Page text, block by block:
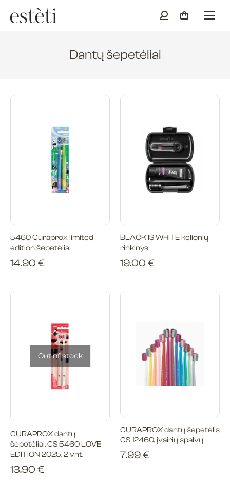
Dantų šepetėliai
5460 Curaprox limited
edition šepetėliai
14.90 €
BLACK IS WHITE kelionių
rinkinys
19.00 €
Out of stock
CURAPROX dantų
šepetėliai, CS 5460 LOVE
EDITION 2025, 2 vnt.
13.90 €
CURAPROX dantų šepetėlis
CS 12460, įvairių spalvų
7.99€